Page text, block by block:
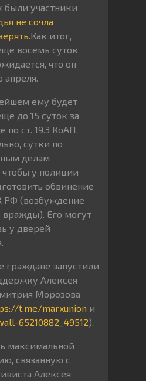
были участники
не сочла
Как итог,
восемь суток
что он
ему будет
до 15 суток за
по ст. 19.3 КоАП.
сутки по
делам
чтобы у полиции
обвинение
РФ (возбуждение
вражды). Его могут
у дверей
граждане запустили
Алексея
Морозова
t.me/marxunion и
65210882_49512).
максимальной
связанную с
Алексея